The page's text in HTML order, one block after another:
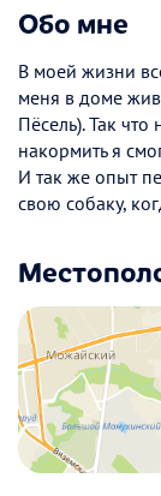
Обо мне
В моей жизни
меня в доме
Пёсель). Так что
накормить я
И так же опыт
свою собаку,